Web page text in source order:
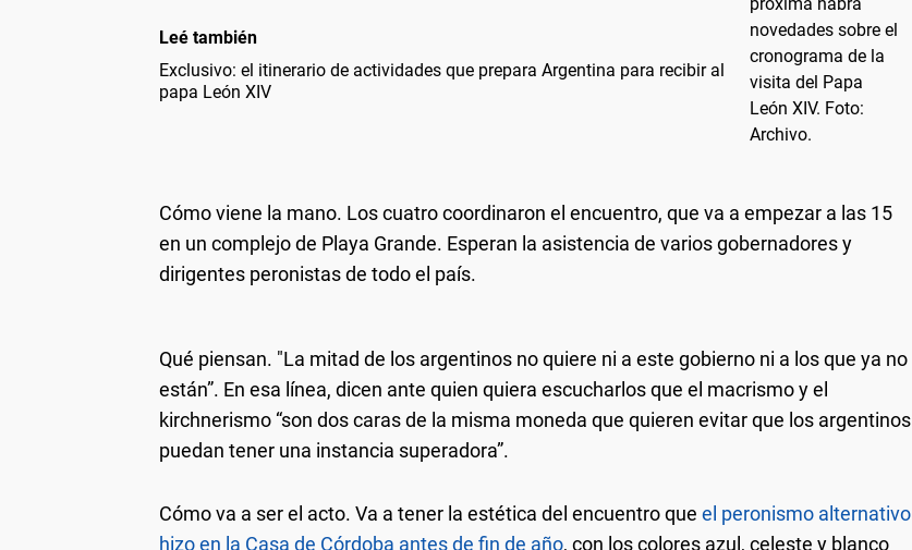
Leé también
Exclusivo: el itinerario de actividades que prepara Argentina para recibir al
papa León XIV
Cómo viene la mano. Los cuatro coordinaron el encuentro, que va a empezar a las 15
en un complejo de Playa Grande. Esperan la asistencia de varios gobernadores y
dirigentes peronistas de todo el país.
Qué piensan. "La mitad de los argentinos no quiere ni a este gobierno ni a los que ya no
están”. En esa línea, dicen ante quien quiera escucharlos que el macrismo y el
kirchnerismo “son dos caras de la misma moneda que quieren evitar que los argentinos
puedan tener una instancia superadora”.
Cómo va a ser el acto. Va a tener la estética del encuentro que el peronismo alternativo
hizo en la Casa de Córdoba antes de fin de año, con los colores azul, celeste y blanco